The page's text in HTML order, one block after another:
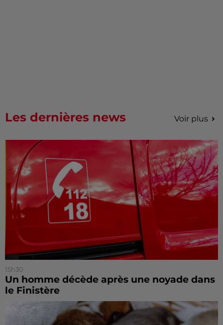
Les dernières news Voir plus
15h30
Un homme décède après une noyade dans
le Finistère